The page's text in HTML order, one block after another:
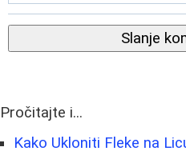
Slanje
Pročitajte i...
Kako Ukloniti Fleke na